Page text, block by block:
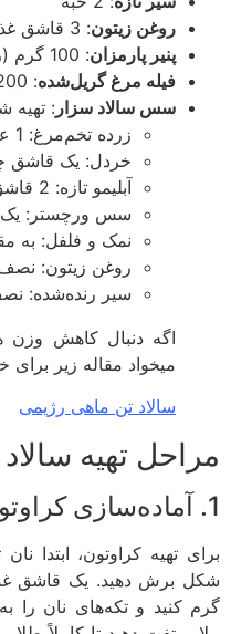
روغن زیتون : 3 قاشق غذاخوری
پنیر پارمزان: 100 گرم (رنده شده)
فیله مرغ گریل‌شده: 200 گرم (اختیاری)
سس سالاد سزار: تهیه شده
زرده تخم‌مرغ: 1 عدد
خردل: یک قاشق
آبلیمو تازه: 2 قاشق غذاخوری
سس ورچستر: یک
نمک و فلفل: به مقدار
روغن زیتون: نصف
سیر رنده‌شده: نصف
اگه دنبال کاهش وزن
میخواد مقاله زیر برای
سالاد تن ماهی رژیمی
تهیه سالاد
تهیه کراوتون، ابتدا
برش دهید. یک قاشق
کنید و تکه‌های نان را به آن